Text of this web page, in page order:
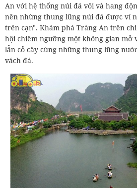
An với hệ thống núi đá vôi và hang
nên những thung lũng núi đá được ví
trên cạn". Khám phá Tràng An trên
hội chiêm ngưỡng một không gian mở
lẫn cỏ cây cùng những thung lũng
vách đá.